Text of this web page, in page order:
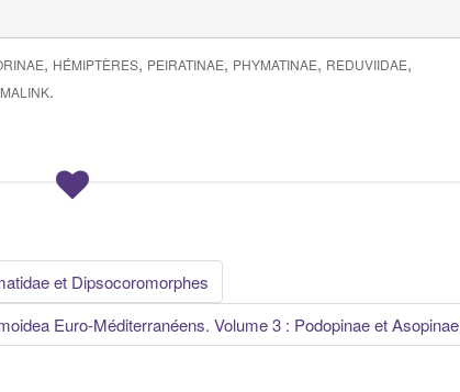
, HÉMIPTÈRES, PEIRATINAE, PHYMATINAE, REDUVIIDAE,
.
et Dipsocoromorphes
Euro-Méditerranéens. Volume 3 : Podopinae et Asopinae